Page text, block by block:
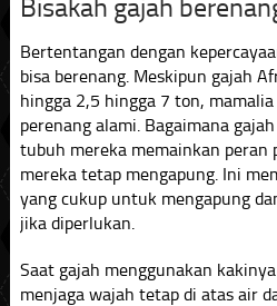
Bisakah gajah
Bertentangan dengan
bisa berenang. Meskipun gajah
hingga 2,5 hingga 7 ton,
perenang alami. Bagaimana
tubuh mereka memainkan peran
mereka tetap mengapung. Ini
yang cukup untuk mengapung
jika diperlukan.
Saat gajah menggunakan
menjaga wajah tetap di atas air